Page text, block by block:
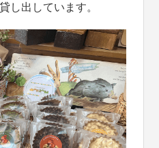
し出しています。